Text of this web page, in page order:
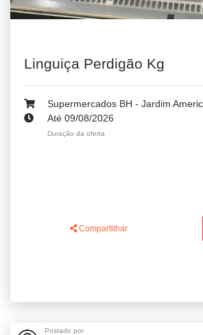
Linguiça Perdigão Kg
Supermercados BH - Jardim
Até 09/08/2026
Duração da oferta
Compartilhar
Postado por